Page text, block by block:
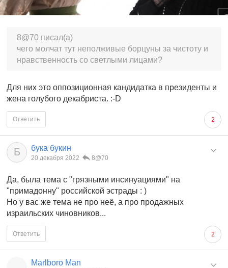
8@70 писал(а)
чего молчат тут неполживые борцуны за чистоту и
нравственность со светлыми лицами?
Для них это оппозиционная кандидатка в президенты и
жена голубого декабриста. :-D
2
Ответить
Б бука букин
20 декабря 2022 8@70
Да, была тема с "грязными инсинуациями" на
"примадонну" российской эстрады : )
Но у вас же тема не про неё, а про продажных
израильских чиновников...
2
Ответить
Marlboro Man